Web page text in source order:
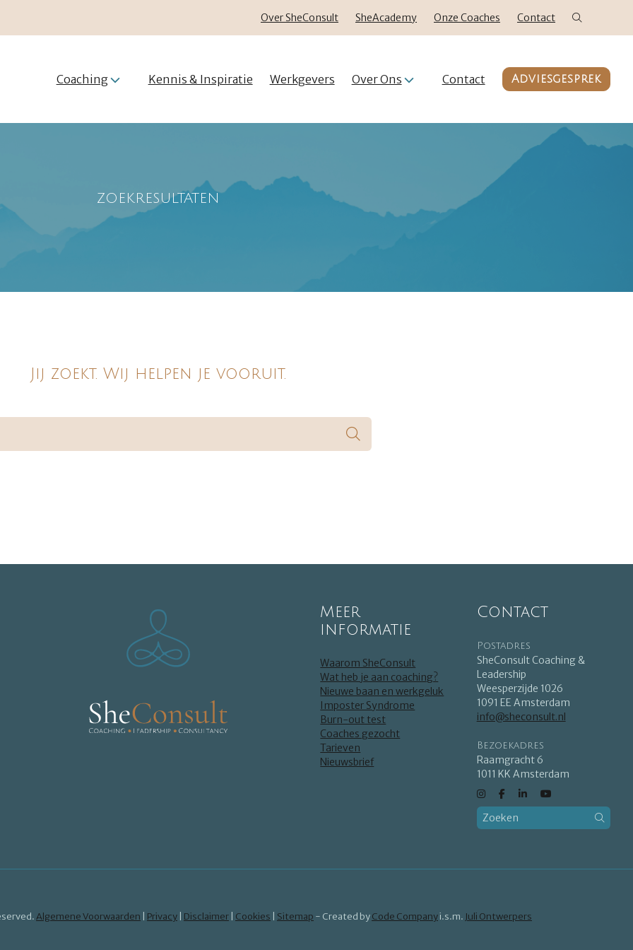
Over SheConsult SheAcademy Onze Coaches Contact
Coaching Kennis & Inspiratie Werkgevers Over Ons Contact Adviesgesprek
ZOEKRESULTATEN
Jij zoekt. Wij helpen je vooruit.
Meer
informatie
Waarom SheConsult
Wat heb je aan coaching?
Nieuwe baan en werkgeluk
Imposter Syndrome
Burn-out test
Coaches gezocht
Tarieven
Nieuwsbrief
Contact
Postadres
SheConsult Coaching &
Leadership
Weesperzijde 1026
1091 EE Amsterdam
info@sheconsult.nl
Bezoekadres
Raamgracht 6
1011 KK Amsterdam
Algemene Voorwaarden Privacy Disclaimer Cookies Sitemap - Created byCode Companyi.s.m. Juli Ontwerpers